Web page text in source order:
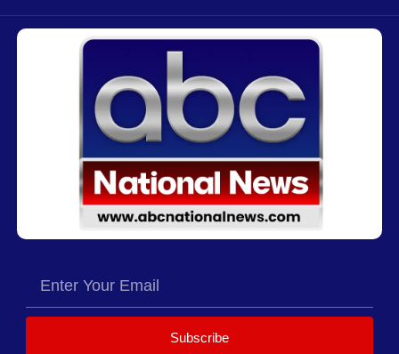
Subscribe